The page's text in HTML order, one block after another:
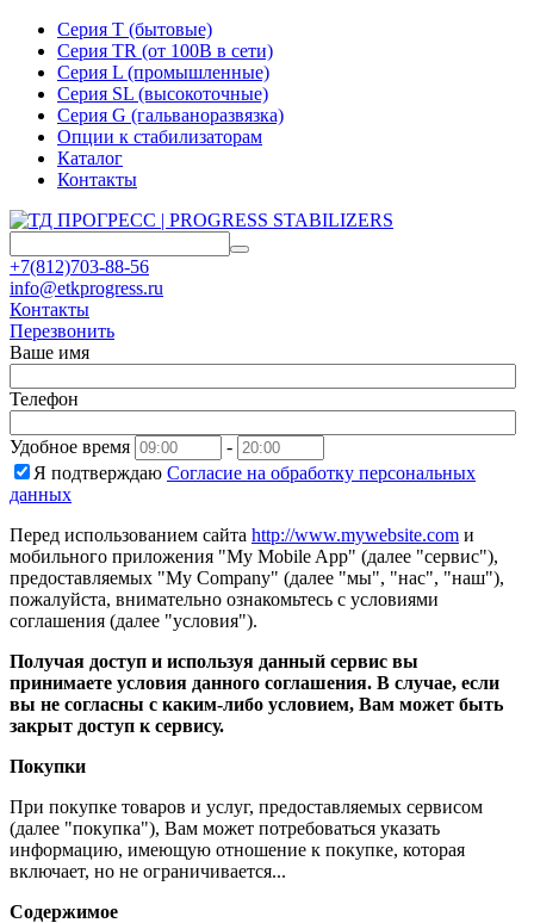
Серия T (бытовые)
Серия TR (от 100В в сети)
Серия L (промышленные)
Серия SL (высокоточные)
Серия G (гальваноразвязка)
Опции к стабилизаторам
Каталог
Контакты
+7(812)703-88-56
info@etkprogress.ru
Контакты
Перезвонить
Ваше имя
Телефон
Удобное время
-
Я подтверждаю Согласие на обработку персональных
данных
Перед использованием сайта http://www.mywebsite.com и
мобильного приложения "My Mobile App" (далее "сервис"),
предоставляемых "My Company" (далее "мы", "нас", "наш"),
пожалуйста, внимательно ознакомьтесь с условиями
соглашения (далее "условия").
Получая доступ и используя данный сервис вы
принимаете условия данного соглашения. В случае, если
вы не согласны с каким-либо условием, Вам может быть
закрыт доступ к сервису.
Покупки
При покупке товаров и услуг, предоставляемых сервисом
(далее "покупка"), Вам может потребоваться указать
информацию, имеющую отношение к покупке, которая
включает, но не ограничивается...
Содержимое